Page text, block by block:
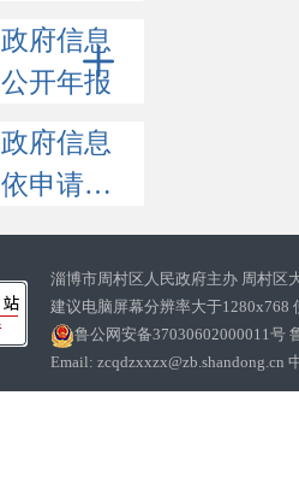
政府信息
公开年报
政府信息
依申请公开
淄博市周村区人民政府主办 周村区
建议电脑屏幕分辨率大于1280x768
鲁公网安备37030602000011号
Email: zcqdzxxzx@zb.shandong.cn